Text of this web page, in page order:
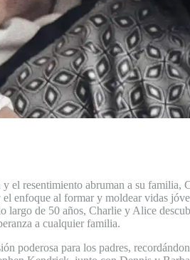
el resentimiento abruman a su familia,
enfoque al formar y moldear vidas
largo de 50 años, Charlie y Alice
a cualquier familia.
poderosa para los padres,